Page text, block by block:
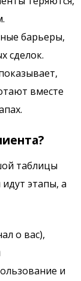
барьеры,
сделок.
вместе
таблицы
этапы, а
о вас),
и